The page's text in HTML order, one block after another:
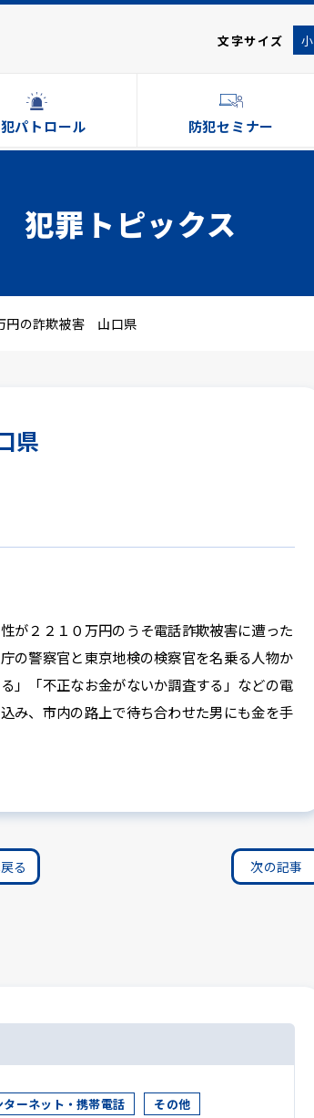
文字サイズ 小
パトロール 防犯セミナー
犯罪トピックス
円の詐欺被害 山口県
県
が２２１０万円のうそ電話詐欺被害に遭った
の警察官と東京地検の検察官を名乗る人物か
」「不正なお金がないか調査する」などの電
み、市内の路上で待ち合わせた男にも金を手
る 次の記事
ターネット・携帯電話
その他